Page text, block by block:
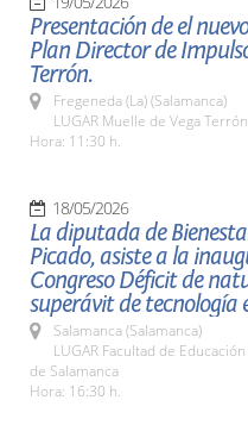
Presentación de el
Plan Director de
Terrón.
Fregeneda (La) (Salamanca)
LUGAR Muelle de Vega Terrón
Hora: 11:30 h.
18/05/2026
La diputada de
Picado, asiste a la
Congreso Déficit de
superávit de tecnología
Salamanca (Salamanca)
LUGAR Facultad de
de Salamanca
Hora: 16:30 h.